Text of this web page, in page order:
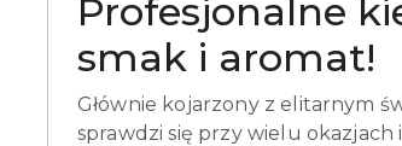
Profesjonalne
smak i aromat!
Głównie kojarzony z elitarnym
sprawdzi się przy wielu